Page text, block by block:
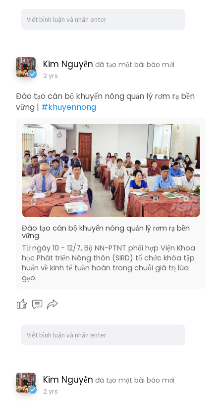
Kim Nguyễn đã tạo một bài báo mới
2 yrs
Đào tạo cán bộ khuyến nông quản lý rơm rạ bền
vững | #khuyennong
Đào tạo cán bộ khuyến nông quản lý rơm rạ bền
vững
Từ ngày 10 - 12/7, Bộ NN-PTNT phối hợp Viện Khoa
học Phát triển Nông thôn (SIRD) tổ chức khóa tập
huấn về kinh tế tuần hoàn trong chuỗi giá trị lúa
gạo.
Kim Nguyễn đã tạo một bài báo mới
2 yrs